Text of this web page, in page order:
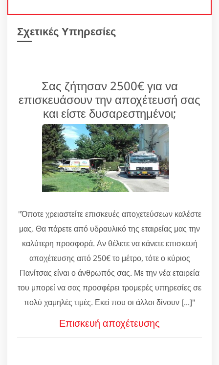
Σχετικές Υπηρεσίες
Σας ζήτησαν 2500€ για να
επισκευάσουν την αποχέτευσή σας
και είστε δυσαρεστημένοι;
"Όποτε χρειαστείτε επισκευές αποχετεύσεων καλέστε
μας. Θα πάρετε από υδραυλικό της εταιρείας μας την
καλύτερη προσφορά. Αν θέλετε να κάνετε επισκευή
αποχέτευσης από 250€ το μέτρο, τότε ο κύριος
Πανίτσας είναι ο άνθρωπός σας. Με την νέα εταιρεία
του μπορεί να σας προσφέρει τρομερές υπηρεσίες σε
πολύ χαμηλές τιμές. Εκεί που οι άλλοι δίνουν [...]"
Επισκευή αποχέτευσης